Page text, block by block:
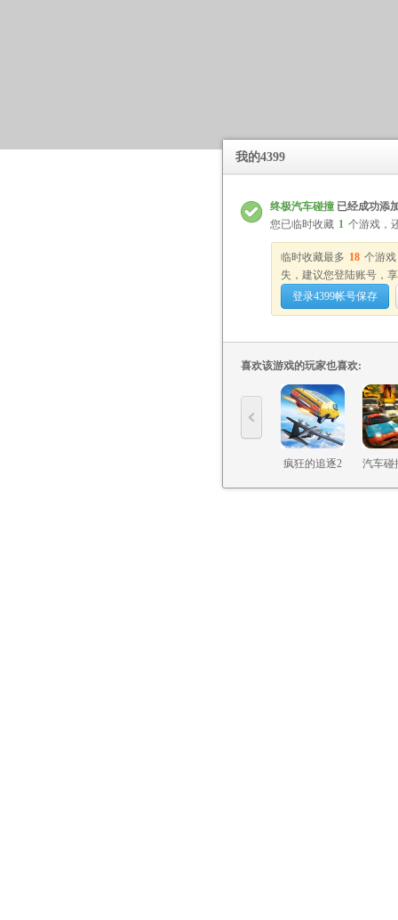
我的4399
终极汽车碰撞 已经成功添
您已临时收藏 1 个游戏，
临时收藏最多 18 个游
失，建议您登陆账号，
登录4399帐号保存
喜欢该游戏的玩家也喜欢:
疯狂的追逐2
汽车碰